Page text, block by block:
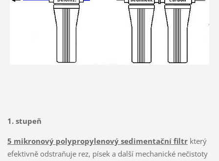
1. stupeň
5 mikronový polypropylenový sedimentační filtr který
efektivně odstraňuje rez, písek a další mechanické nečistoty